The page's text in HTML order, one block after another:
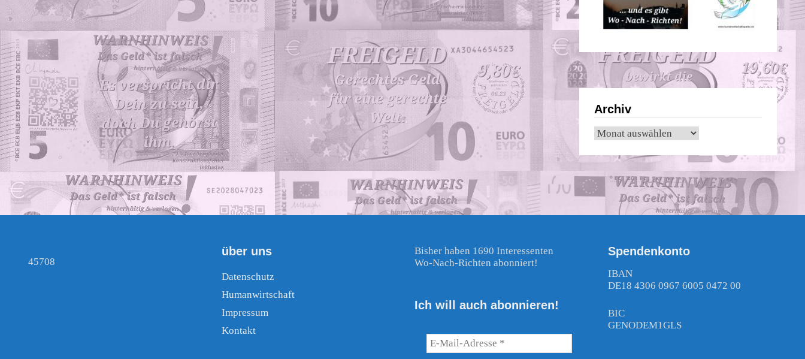
Archiv
Archiv
45708
über uns
Datenschutz
Humanwirtschaft
Impressum
Kontakt
Bisher haben 1690 Interessenten
Wo-Nach-Richten abonniert!
Ich will auch abonnieren!
Spendenkonto
IBAN
DE18 4306 0967 6005 0472 00
BIC
GENODEM1GLS